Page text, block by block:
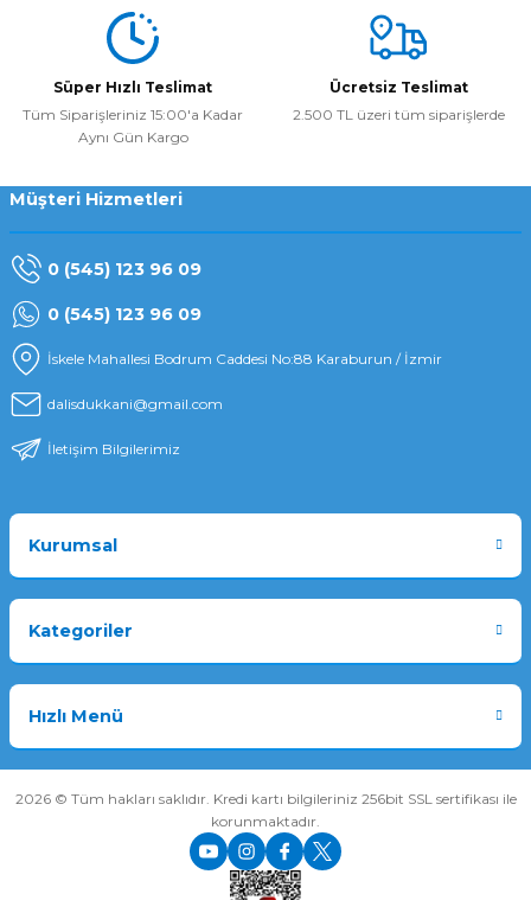
Süper Hızlı Teslimat
Tüm Siparişleriniz 15:00'a Kadar
Aynı Gün Kargo
Ücretsiz Teslimat
2.500 TL üzeri tüm siparişlerde
Müşteri Hizmetleri
0 (545) 123 96 09
0 (545) 123 96 09
İskele Mahallesi Bodrum Caddesi No:88 Karaburun / İzmir
dalisdukkani@gmail.com
İletişim Bilgilerimiz
Kurumsal
Kategoriler
Hızlı Menü
2026 © Tüm hakları saklıdır. Kredi kartı bilgileriniz 256bit SSL sertifikası ile
korunmaktadır.